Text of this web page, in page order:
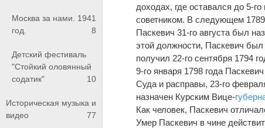
Москва за нами. 1941
год.
8
Детский фестиваль
"Стойкий оловянный
содатик"
10
Историческая музыка и
видео
77
доходах, где оставался до 5-
советником. В следующем 1789
Паскевич 31-го августа был
этой должности, Паскевич был
получил 22-го сентября 1794
9-го января 1798 года
Суда и расправы, 23-го
назначен Курским Вице-
Как человек, Паскевич
Умер Паскевич в чине